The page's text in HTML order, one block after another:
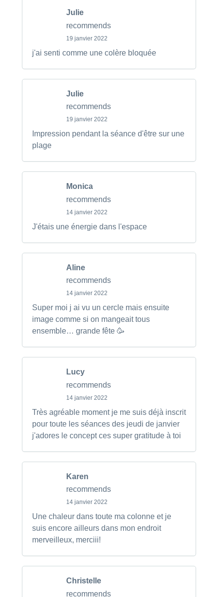
Julie
recommends
19 janvier 2022
j'ai senti comme une colère bloquée
Julie
recommends
19 janvier 2022
Impression pendant la séance d'être sur une
plage
Monica
recommends
14 janvier 2022
J'étais une énergie dans l'espace
Aline
recommends
14 janvier 2022
Super moi j ai vu un cercle mais ensuite
image comme si on mangeait tous
ensemble… grande fête 🥳
Lucy
recommends
14 janvier 2022
Très agréable moment je me suis déjà inscrit
pour toute les séances des jeudi de janvier
j'adores le concept ces super gratitude à toi
Karen
recommends
14 janvier 2022
Une chaleur dans toute ma colonne et je
suis encore ailleurs dans mon endroit
merveilleux, merciii!
Christelle
recommends